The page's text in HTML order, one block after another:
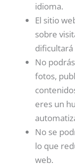
idioma.
El sitio
sobre
dificultará
No
fotos,
eres un
No se
lo que
web.